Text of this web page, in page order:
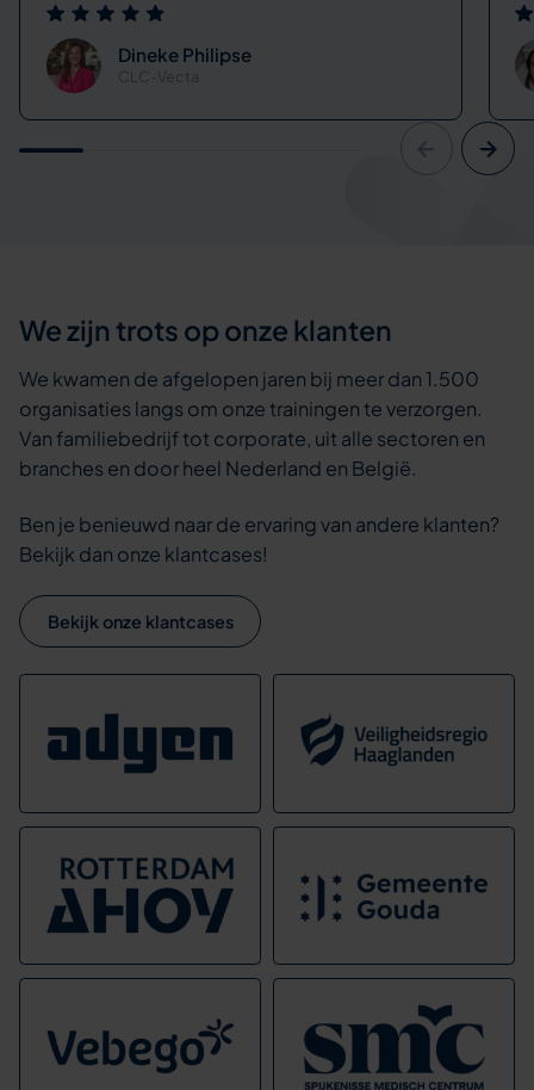
Dineke Philipse
CLC-Vecta
We zijn trots op onze klanten
We kwamen de afgelopen jaren bij meer dan 1.500
organisaties langs om onze trainingen te verzorgen.
Van familiebedrijf tot corporate, uit alle sectoren en
branches en door heel Nederland en België.
Ben je benieuwd naar de ervaring van andere klanten?
Bekijk dan onze klantcases!
Bekijk onze klantcases